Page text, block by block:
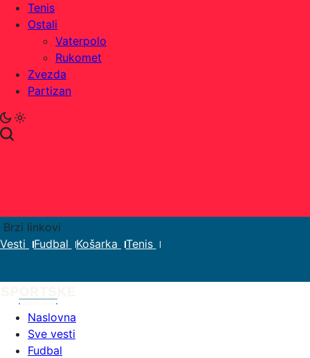
Tenis
Ostali
Vaterpolo
Rukomet
Zvezda
Partizan
Brzi linkovi
Vesti
Fudbal Košarka Tenis
Naslovna
Sve vesti
Fudbal